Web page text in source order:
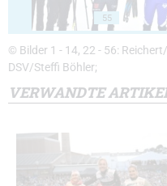
55
© Bilder 1 - 14, 22 - 56:
DSV/Steffi Böhler;
VERWANDTE